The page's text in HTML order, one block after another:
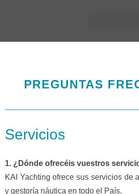
PREGUNTAS
Servicios
1. ¿Dónde ofrecéis vuestros
KAI Yachting ofrece sus servicios de
y gestoría náutica en todo el País.